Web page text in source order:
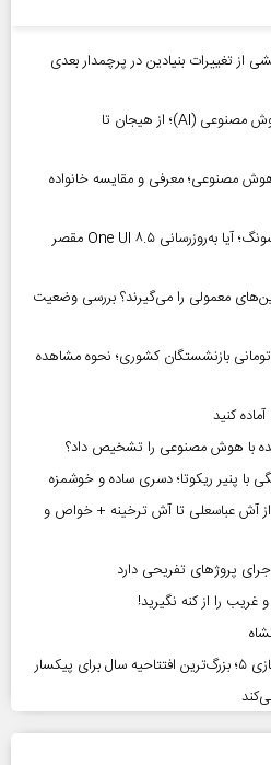
پیش‌نمایشی از تغییرات بنیادین در پرچمدار بعدی
رشد خیره‌کننده بازار توکن‌های هوش مصنوعی (AI)؛ از هیجان تا
مصنوعی؛ معرفی و مقایسه خانواده
بحران باتری در گوشی‌های سامسونگ؛ آیا به‌روزرسانی One UI ۸.۵ مقصر
معمولی را می‌گیرند؟ بررسی وضعیت
ضروری ۷۵ میلیون تومانی بازنشستگان کشوری؛ نحوه مشاهده
با هوش مصنوعی را تشخیص داد؟
پنیر ریکوتا؛ دسری ساده و خوشمزه
از آش عباسعلی تا آش ترخینه + خواص و
پروژهای تفریحی دارد
را از کنه نگیرید!